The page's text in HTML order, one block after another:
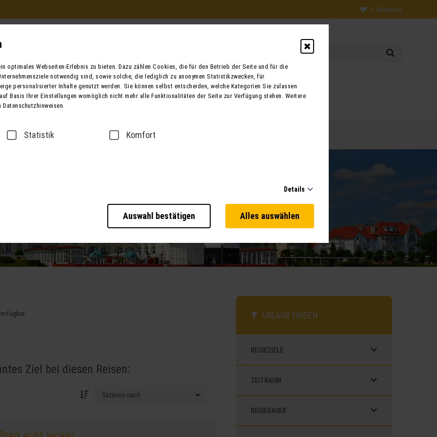
0 Merkliste
oder telefonisch unter:
0049 (0) 3631 6280 0
Bus mieten Taxi / Zustiege
KURREISEN
Ziel bei diesen Reisen:
URLAUB FINDEN
REISEZIELE
ZEITRAUM
REISEDAUER
optimales Webseiten-Erlebnis zu bieten. Dazu zählen Cookies, die für den Betrieb der Seite und für die
notwendig sind, sowie solche, die lediglich zu anonymen Statistikzwecken, für
personalisierter Inhalte genutzt werden. Sie können selbst entscheiden, welche Kategorien Sie zulassen
Basis Ihrer Einstellungen womöglich nicht mehr alle Funktionalitäten der Seite zur Verfügung stehen. Weitere
Statistik Komfort
Details
der Seite unbedingt notwendig und ermöglichen beispielsweise sicherheitsrelevante Funktionalitäten. Außerdem
ebenfalls erkennen, ob Sie in Ihrem Profil eingeloggt bleiben möchten, um Ihnen unsere Dienste bei einem
weiter zu verbessern, erfassen wir anonymisierte Daten für Statistiken und Analysen. Mithilfe dieser Cookies
Bedienung der Seite zu erleichtern.
Auswahl bestätigen Alles auswählen